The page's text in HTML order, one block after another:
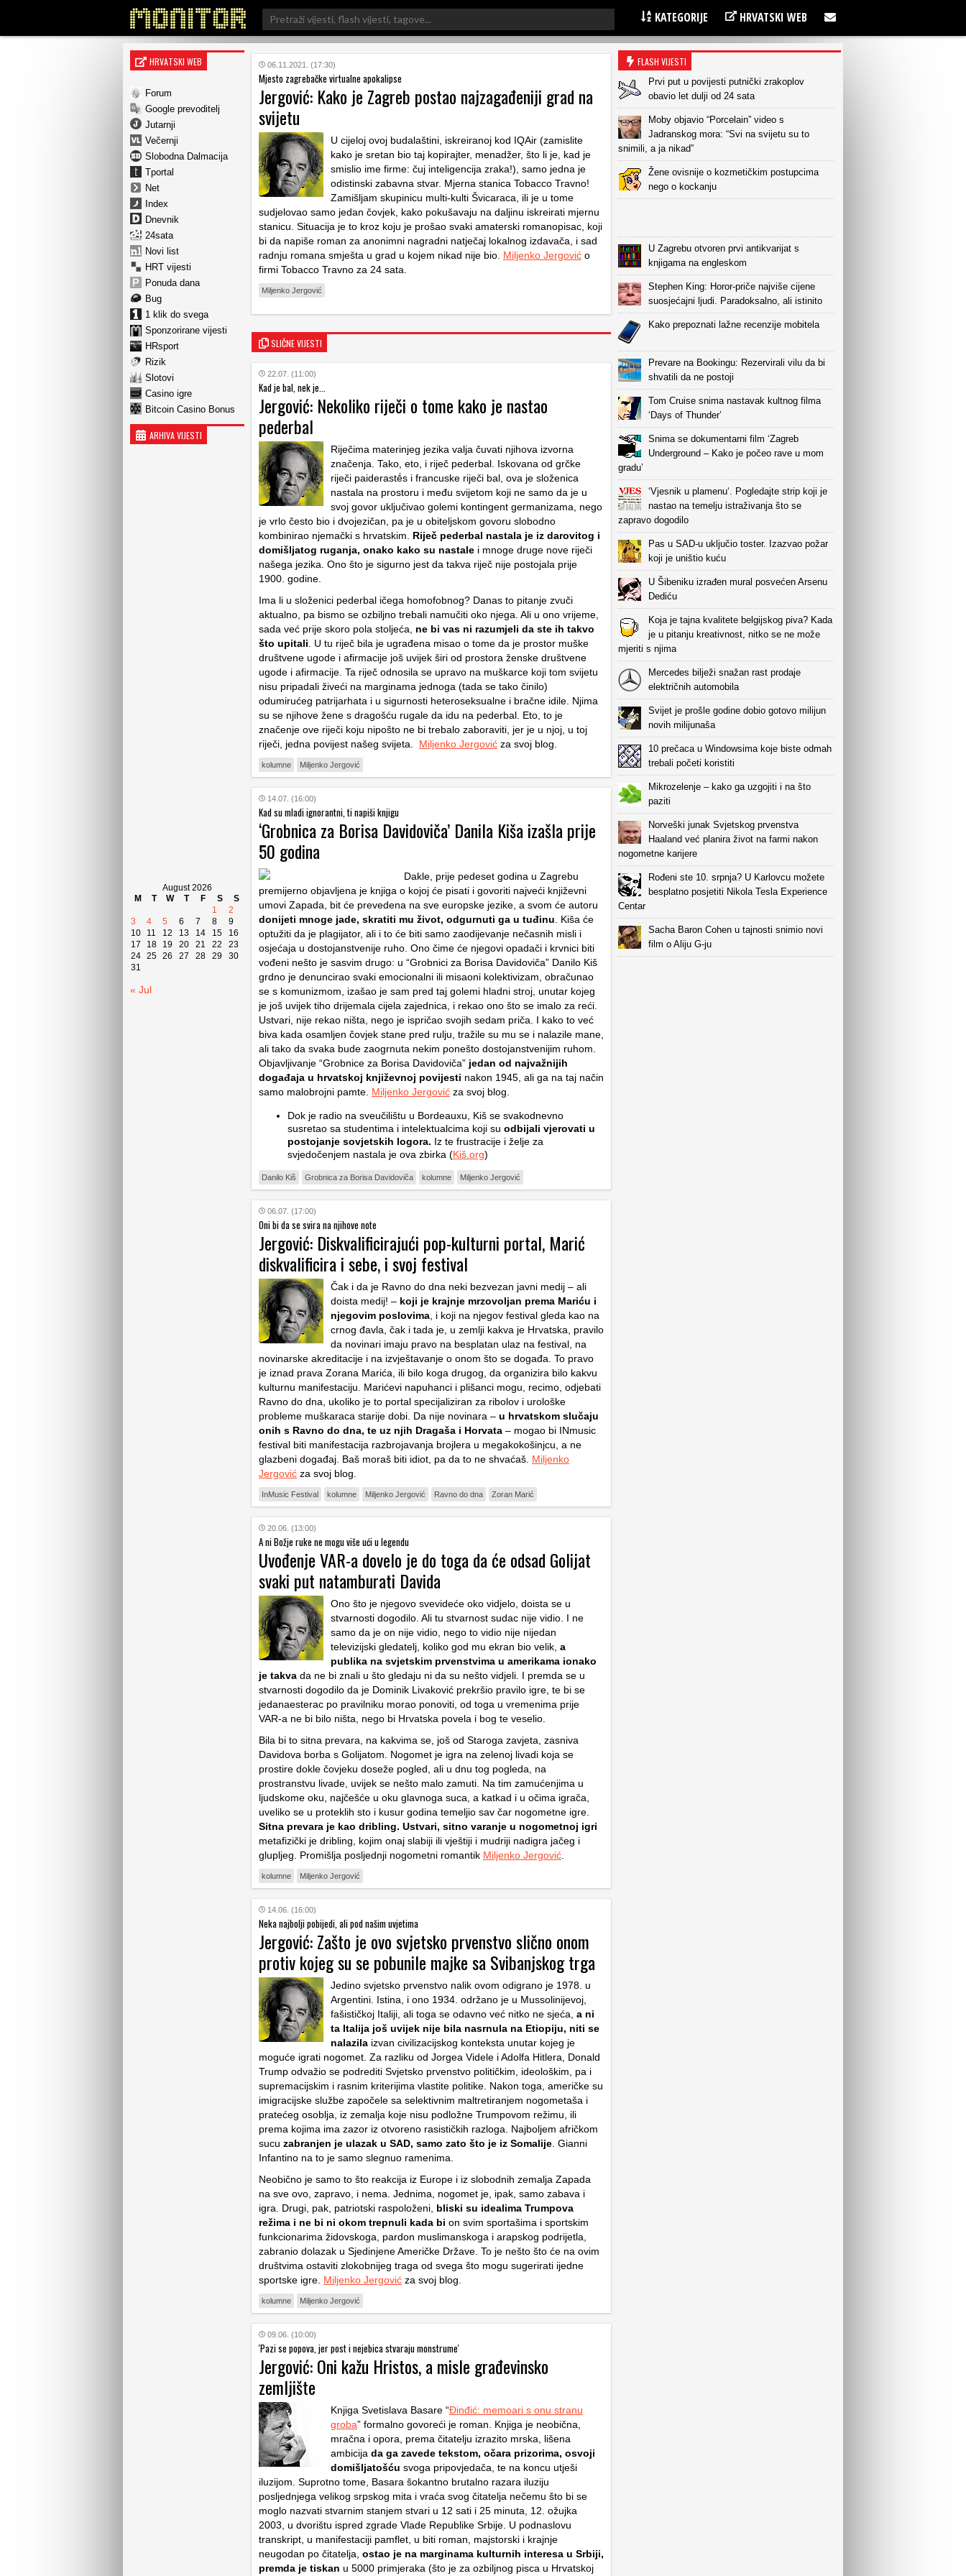
Search
for:
KATEGORIJE HRVATSKI WEB
HRVATSKI WEB
Forum
Google prevoditelj
Jutarnji
Večernji
Slobodna Dalmacija
Tportal
Net
Index
Dnevnik
24sata
Novi list
HRT vijesti
Ponuda dana
Bug
1 klik do svega
Sponzorirane vijesti
HRsport
Rizik
Slotovi
Casino igre
Bitcoin Casino Bonus
ARHIVA VIJESTI
August 2026
M
T W T F S
S
1
2
3
4 5 6 7 8
9
10
11 12 13 14 15
16
17
18 19 20 21 22
23
24 25 26 27 28 29
30
31
« Jul
06.11.2021. (17:30)
Mjesto zagrebačke virtualne apokalipse
Jergović: Kako je Zagreb postao najzagađeniji grad na
svijetu
U cijeloj ovoj budalaštini, iskreiranoj kod IQAir (zamislite
kako je sretan bio taj kopirajter, menadžer, što li je, kad je
smislio ime firme: čuj inteligencija zraka!), samo jedna je
odistinski zabavna stvar. Mjerna stanica Tobacco Travno!
Zamišljam skupinicu multi-kulti Švicaraca, ili je u tome
sudjelovao samo jedan čovjek, kako pokušavaju na daljinu iskreirati mjernu
stanicu. Situacija je to kroz koju je prošao svaki amaterski romanopisac, koji
bi da napiše roman za anonimni nagradni natječaj lokalnog izdavača, i sad
radnju romana smješta u grad u kojem nikad nije bio. Miljenko Jergović o
firmi Tobacco Travno za 24 sata.
Miljenko Jergović
SLIČNE VIJESTI
22.07. (11:00)
Kad je bal, nek je...
Jergović: Nekoliko riječi o tome kako je nastao
pederbal
Riječima materinjeg jezika valja čuvati njihova izvorna
značenja. Tako, eto, i riječ pederbal. Iskovana od grčke
riječi paiderastḗs i francuske riječi bal, ova je složenica
nastala na prostoru i među svijetom koji ne samo da je u
svoj govor uključivao golemi kontingent germanizama, nego
je vrlo često bio i dvojezičan, pa je u obiteljskom govoru slobodno
kombinirao njemački s hrvatskim. Riječ pederbal nastala je iz darovitog i
domišljatog ruganja, onako kako su nastale i mnoge druge nove riječi
našega jezika. Ono što je sigurno jest da takva riječ nije postojala prije
1900. godine.
Ima li u složenici pederbal ičega homofobnog? Danas to pitanje zvuči
aktualno, pa bismo se ozbiljno trebali namučiti oko njega. Ali u ono vrijeme,
sada već prije skoro pola stoljeća,
ne bi vas ni razumjeli da ste ih takvo
što upitali . U tu riječ bila je ugrađena misao o tome da je prostor muške
društvene ugode i afirmacije još uvijek širi od prostora ženske društvene
ugode i afirmacije. Ta riječ odnosila se upravo na muškarce koji tom svijetu
nisu pripadali živeći na marginama jednoga (tada se tako činilo)
odumirućeg patrijarhata i u sigurnosti heteroseksualne i bračne idile. Njima
su se njihove žene s dragošću rugale da idu na pederbal. Eto, to je
značenje ove riječi koju nipošto ne bi trebalo zaboraviti, jer je u njoj, u toj
riječi, jedna povijest našeg svijeta. Miljenko Jergović za svoj blog.
kolumne Miljenko Jergović
14.07. (16:00)
Kad su mladi ignorantni, ti napiši knjigu
‘Grobnica za Borisa Davidoviča’ Danila Kiša izašla prije
50 godina
Dakle, prije pedeset godina u Zagrebu
premijerno objavljena je knjiga o kojoj će pisati i govoriti najveći književni
umovi Zapada, bit će prevedena na sve europske jezike, a svom će autoru
donijeti mnoge jade, skratiti mu život, odgurnuti ga u tuđinu . Kiša će
optužiti da je plagijator, ali i to će biti samo zaodijevanje nečasnih misli i
osjećaja u dostojanstvenije ruho. Ono čime će njegovi opadači i krvnici biti
vođeni nešto je sasvim drugo: u “Grobnici za Borisa Davidoviča” Danilo Kiš
grdno je denuncirao svaki emocionalni ili misaoni kolektivizam, obračunao
se s komunizmom, izašao je sam pred taj golemi hladni stroj, unutar kojeg
je još uvijek tiho drijemala cijela zajednica, i rekao ono što se imalo za reći.
Ustvari, nije rekao ništa, nego je ispričao svojih sedam priča. I kako to već
biva kada osamljen čovjek stane pred rulju, tražile su mu se i nalazile mane,
ali tako da svaka bude zaogrnuta nekim ponešto dostojanstvenijim ruhom.
Objavljivanje “Grobnice za Borisa Davidoviča” jedan od najvažnijih
događaja u hrvatskoj književnoj povijesti nakon 1945, ali ga na taj način
samo malobrojni pamte. Miljenko Jergović za svoj blog.
Dok je radio na sveučilištu u Bordeauxu, Kiš se svakodnevno
susretao sa studentima i intelektualcima koji su odbijali vjerovati u
postojanje sovjetskih logora. Iz te frustracije i želje za
svjedočenjem nastala je ova zbirka (Kiš.org)
Danilo Kiš Grobnica za Borisa Davidoviča kolumne Miljenko Jergović
06.07. (17:00)
Oni bi da se svira na njihove note
Jergović: Diskvalificirajući pop-kulturni portal, Marić
diskvalificira i sebe, i svoj festival
Čak i da je Ravno do dna neki bezvezan javni medij – ali
doista medij! – koji je krajnje mrzovoljan prema Mariću i
njegovim poslovima , i koji na njegov festival gleda kao na
crnog đavla, čak i tada je, u zemlji kakva je Hrvatska, pravilo
da novinari imaju pravo na besplatan ulaz na festival, na
novinarske akreditacije i na izvještavanje o onom što se događa. To pravo
je iznad prava Zorana Marića, ili bilo koga drugog, da organizira bilo kakvu
kulturnu manifestaciju. Marićevi napuhanci i plišanci mogu, recimo, odjebati
Ravno do dna, ukoliko je to portal specijaliziran za ribolov i urološke
probleme muškaraca starije dobi. Da nije novinara – u hrvatskom slučaju
onih s Ravno do dna, te uz njih Dragaša i Horvata – mogao bi INmusic
festival biti manifestacija razbrojavanja brojlera u megakokošinjcu, a ne
glazbeni događaj. Baš moraš biti idiot, pa da to ne shvaćaš. Miljenko
Jergović za svoj blog.
InMusic Festival kolumne Miljenko Jergović Ravno do dna Zoran Marić
20.06. (13:00)
A ni Božje ruke ne mogu više ući u legendu
Uvođenje VAR-a dovelo je do toga da će odsad Golijat
svaki put natamburati Davida
Ono što je njegovo svevideće oko vidjelo, doista se u
stvarnosti dogodilo. Ali tu stvarnost sudac nije vidio. I ne
samo da je on nije vidio, nego to vidio nije nijedan
televizijski gledatelj, koliko god mu ekran bio velik, a
publika na svjetskim prvenstvima u amerikama ionako
je takva da ne bi znali u što gledaju ni da su nešto vidjeli. I premda se u
stvarnosti dogodilo da je Dominik Livaković prekršio pravilo igre, te bi se
jedanaesterac po pravilniku morao ponoviti, od toga u vremenima prije
VAR-a ne bi bilo ništa, nego bi Hrvatska povela i bog te veselio.
Bila bi to sitna prevara, na kakvima se, još od Staroga zavjeta, zasniva
Davidova borba s Golijatom. Nogomet je igra na zelenoj livadi koja se
prostire dokle čovjeku doseže pogled, ali u dnu tog pogleda, na
prostranstvu livade, uvijek se nešto malo zamuti. Na tim zamućenjima u
ljudskome oku, najčešće u oku glavnoga suca, a katkad i u očima igrača,
uveliko se u proteklih sto i kusur godina temeljio sav čar nogometne igre.
Sitna prevara je kao dribling. Ustvari, sitno varanje u nogometnoj igri
metafizički je dribling, kojim onaj slabiji ili vještiji i mudriji nadigra jačeg i
glupljeg. Promišlja posljednji nogometni romantik Miljenko Jergović
kolumne Miljenko Jergović
14.06. (16:00)
Neka najbolji pobijedi, ali pod našim uvjetima
Jergović: Zašto je ovo svjetsko prvenstvo slično onom
protiv kojeg su se pobunile majke sa Svibanjskog trga
Jedino svjetsko prvenstvo nalik ovom odigrano je 1978. u
Argentini. Istina, i ono 1934. održano je u Mussolinijevoj,
fašističkoj Italiji, ali toga se odavno već nitko ne sjeća, a ni
ta Italija još uvijek nije bila nasrnula na Etiopiju, niti se
nalazila izvan civilizacijskog konteksta unutar kojeg je
moguće igrati nogomet. Za razliku od Jorgea Videle i Adolfa Hitlera, Donald
Trump odvažio se podrediti Svjetsko prvenstvo političkim, ideološkim, pa i
supremacijskim i rasnim kriterijima vlastite politike. Nakon toga, američke su
imigracijske službe započele sa selektivnim maltretiranjem nogometaša i
pratećeg osoblja, iz zemalja koje nisu podložne Trumpovom režimu, ili
prema kojima ima zazor iz otvoreno rasističkih razloga. Najboljem afričkom
sucu zabranjen je ulazak u SAD, samo zato što je iz Somalije . Gianni
Infantino na to je samo slegnuo ramenima.
Neobično je samo to što reakcija iz Europe i iz slobodnih zemalja Zapada
na sve ovo, zapravo, i nema. Jednima, nogomet je, ipak, samo zabava i
igra. Drugi, pak, patriotski raspoloženi, bliski su idealima Trumpova
režima i ne bi ni okom trepnuli kada bi on svim sportašima i sportskim
funkcionarima židovskoga, pardon muslimanskoga i arapskog podrijetla,
zabranio dolazak u Sjedinjene Američke Države. To je nešto što će na ovim
društvima ostaviti zlokobnijeg traga od svega što mogu sugerirati ijedne
sportske igre. Miljenko Jergović za svoj blog.
kolumne Miljenko Jergović
09.06. (10:00)
'Pazi se popova, jer post i nejebica stvaraju monstrume'
Jergović: Oni kažu Hristos, a misle građevinsko
zemljište
Knjiga Svetislava Basare “Đinđić: memoari s onu stranu
groba” formalno govoreći je roman. Knjiga je neobična,
mračna i opora, prema čitatelju izrazito mrska, lišena
ambicija da ga zavede tekstom, očara prizorima, osvoji
domišljatošću svoga pripovjedača, te na koncu utješi
iluzijom. Suprotno tome, Basara šokantno brutalno razara iluziju
posljednjega velikog srpskog mita i vraća svog čitatelja nečemu što bi se
moglo nazvati stvarnim stanjem stvari u 12 sati i 25 minuta, 12. ožujka
2003, u dvorištu ispred zgrade Vlade Republike Srbije. U podnaslovu
transkript, u manifestaciji pamflet, u biti roman, majstorski i krajnje
neugodan po čitatelja, ostao je na marginama kulturnih interesa u Srbiji,
premda je tiskan u 5000 primjeraka (što je za ozbiljnog pisca u Hrvatskoj
FLASH VIJESTI
Prvi put u povijesti putnički zrakoplov
obavio let dulji od 24 sata
Moby objavio “Porcelain” video s
Jadranskog mora: “Svi na svijetu su to
snimili, a ja nikad”
Žene ovisnije o kozmetičkim postupcima
nego o kockanju
U Zagrebu otvoren prvi antikvarijat s
knjigama na engleskom
Stephen King: Horor-priče najviše cijene
suosjećajni ljudi. Paradoksalno, ali istinito
Kako prepoznati lažne recenzije mobitela
Prevare na Bookingu: Rezervirali vilu da bi
shvatili da ne postoji
Tom Cruise snima nastavak kultnog filma
‘Days of Thunder’
Snima se dokumentarni film ‘Zagreb
Underground – Kako je počeo rave u mom
gradu’
‘Vjesnik u plamenu‘. Pogledajte strip koji je
nastao na temelju istraživanja što se
zapravo dogodilo
Pas u SAD-u uključio toster. Izazvao požar
koji je uništio kuću
U Šibeniku izrađen mural posvećen Arsenu
Dediću
Koja je tajna kvalitete belgijskog piva? Kada
je u pitanju kreativnost, nitko se ne može
mjeriti s njima
Mercedes bilježi snažan rast prodaje
električnih automobila
Svijet je prošle godine dobio gotovo milijun
novih milijunaša
10 prečaca u Windowsima koje biste odmah
trebali početi koristiti
Mikrozelenje – kako ga uzgojiti i na što
paziti
Norveški junak Svjetskog prvenstva
Haaland već planira život na farmi nakon
nogometne karijere
Rođeni ste 10. srpnja? U Karlovcu možete
besplatno posjetiti Nikola Tesla Experience
Centar
Sacha Baron Cohen u tajnosti snimio novi
film o Aliju G-ju